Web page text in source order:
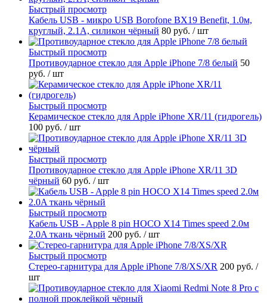
Быстрый просмотр
Кабель USB - микро USB Borofone BX19 Benefit, 1.0м,
круглый, 2.1A, силикон чёрный 80 руб. / шт
Быстрый просмотр
Противоударное стекло для Apple iPhone 7/8 белый 50
руб. / шт
Быстрый просмотр
Керамическое стекло для Apple iPhone XR/11 (гидрогель)
100 руб. / шт
Быстрый просмотр
Противоударное стекло для Apple iPhone XR/11 3D
чёрный 60 руб. / шт
Быстрый просмотр
Кабель USB - Apple 8 pin HOCO X14 Times speed 2.0м
2.0A ткань чёрный 200 руб. / шт
Быстрый просмотр
Стерео-гарнитура для Apple iPhone 7/8/XS/XR 200 руб. /
шт